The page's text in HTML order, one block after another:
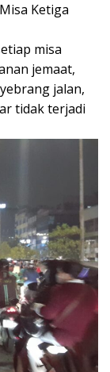
Ketiga
misa
jemaat,
jalan,
tidak terjadi